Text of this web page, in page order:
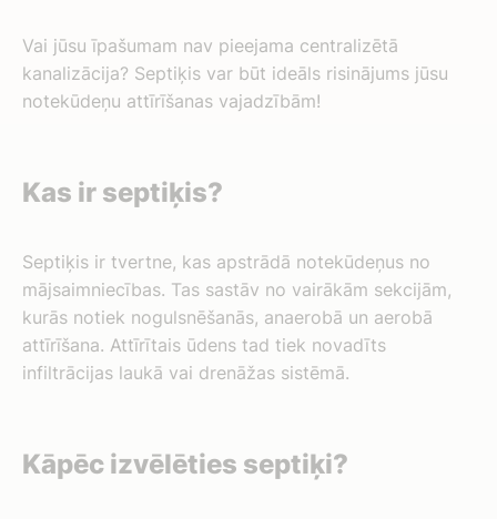
Vai jūsu īpašumam nav pieejama centralizētā
kanalizācija? Septiķis var būt ideāls risinājums jūsu
notekūdeņu attīrīšanas vajadzībām!
Kas ir septiķis?
Septiķis ir tvertne, kas apstrādā notekūdeņus no
mājsaimniecības. Tas sastāv no vairākām sekcijām,
kurās notiek nogulsnēšanās, anaerobā un aerobā
attīrīšana. Attīrītais ūdens tad tiek novadīts
infiltrācijas laukā vai drenāžas sistēmā.
Kāpēc izvēlēties septiķi?